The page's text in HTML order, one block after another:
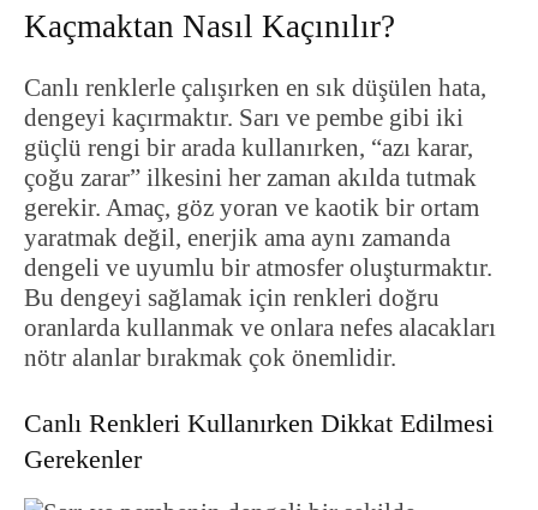
Kaçmaktan Nasıl Kaçınılır?
Canlı renklerle çalışırken en sık düşülen hata,
dengeyi kaçırmaktır. Sarı ve pembe gibi iki
güçlü rengi bir arada kullanırken, “azı karar,
çoğu zarar” ilkesini her zaman akılda tutmak
gerekir. Amaç, göz yoran ve kaotik bir ortam
yaratmak değil, enerjik ama aynı zamanda
dengeli ve uyumlu bir atmosfer oluşturmaktır.
Bu dengeyi sağlamak için renkleri doğru
oranlarda kullanmak ve onlara nefes alacakları
nötr alanlar bırakmak çok önemlidir.
Canlı Renkleri Kullanırken Dikkat Edilmesi
Gerekenler